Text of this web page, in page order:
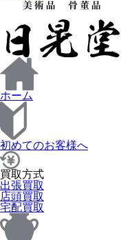
ホーム
初めてのお客様へ
買取方式
出張買取
店頭買取
宅配買取